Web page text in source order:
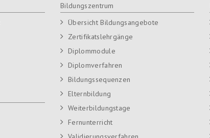
Bildungszentrum
Übersicht Bildungsangebote
Zertifikatslehrgänge
Diplommodule
Diplomverfahren
Bildungssequenzen
Elternbildung
Weiterbildungstage
Fernunterricht